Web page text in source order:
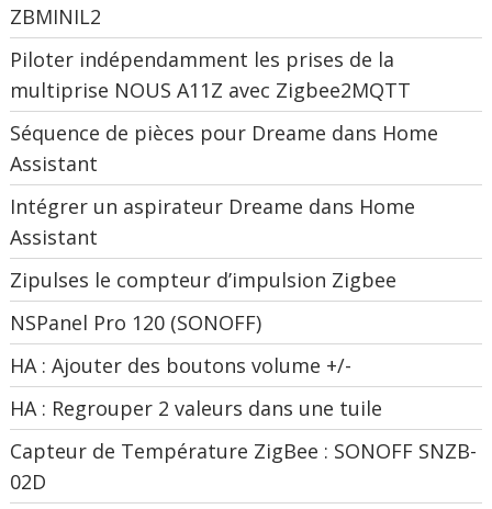
ZBMINIL2
Piloter indépendamment les prises de la
multiprise NOUS A11Z avec Zigbee2MQTT
Séquence de pièces pour Dreame dans Home
Assistant
Intégrer un aspirateur Dreame dans Home
Assistant
Zipulses le compteur d’impulsion Zigbee
NSPanel Pro 120 (SONOFF)
HA : Ajouter des boutons volume +/-
HA : Regrouper 2 valeurs dans une tuile
Capteur de Température ZigBee : SONOFF SNZB-
02D